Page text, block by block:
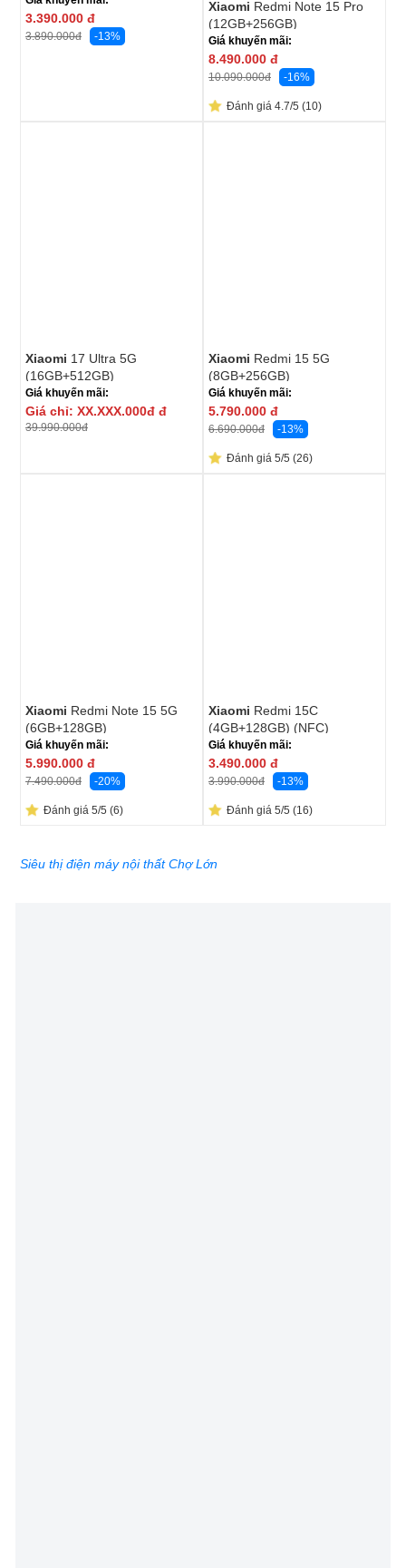
3.390.000 đ
3.890.000đ -13%
Xiaomi Redmi Note 15 Pro
(12GB+256GB)
Giá khuyến mãi:
8.490.000 đ
10.090.000đ -16%
Đánh giá 4.7/5 (10)
Xiaomi 17 Ultra 5G
(16GB+512GB)
Giá khuyến mãi:
Giá chỉ: XX.XXX.000đ đ
39.990.000đ
Xiaomi Redmi 15 5G
(8GB+256GB)
Giá khuyến mãi:
5.790.000 đ
6.690.000đ -13%
Đánh giá 5/5 (26)
Xiaomi Redmi Note 15 5G
(6GB+128GB)
Giá khuyến mãi:
5.990.000 đ
7.490.000đ -20%
Đánh giá 5/5 (6)
Xiaomi Redmi 15C
(4GB+128GB) (NFC)
Giá khuyến mãi:
3.490.000 đ
3.990.000đ -13%
Đánh giá 5/5 (16)
Siêu thị điện máy nội thất Chợ Lớn